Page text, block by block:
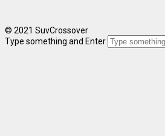
© 2021 SuvCrossover
Type something and Enter